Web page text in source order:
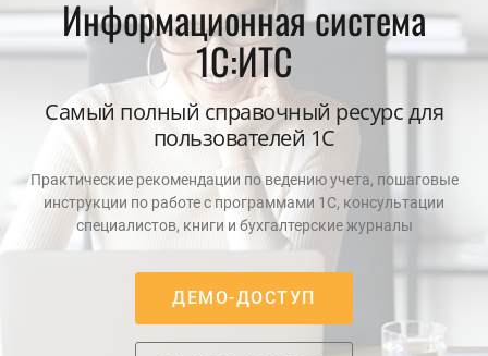
Информационная система
1С:ИТС
Самый полный справочный ресурс для
пользователей 1С
Практические рекомендации по ведению учета, пошаговые
инструкции по работе с программами 1С, консультации
специалистов, книги и бухгалтерские журналы
ДЕМО-ДОСТУП